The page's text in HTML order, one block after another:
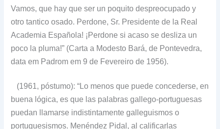
Vamos, que hay que ser un poquito despreocupado y
otro tantico osado. Perdone, Sr. Presidente de la Real
Academia Española! ¡Perdone si acaso se desliza un
poco la pluma!” (Carta a Modesto Bará, de Pontevedra,
data em Padrom em 9 de Fevereiro de 1956).
(1961, póstumo): “Lo menos que puede concederse, en
buena lógica, es que las palabras gallego-portuguesas
puedan llamarse indistintamente galleguismos o
portuguesismos. Menéndez Pidal, al calificarlas